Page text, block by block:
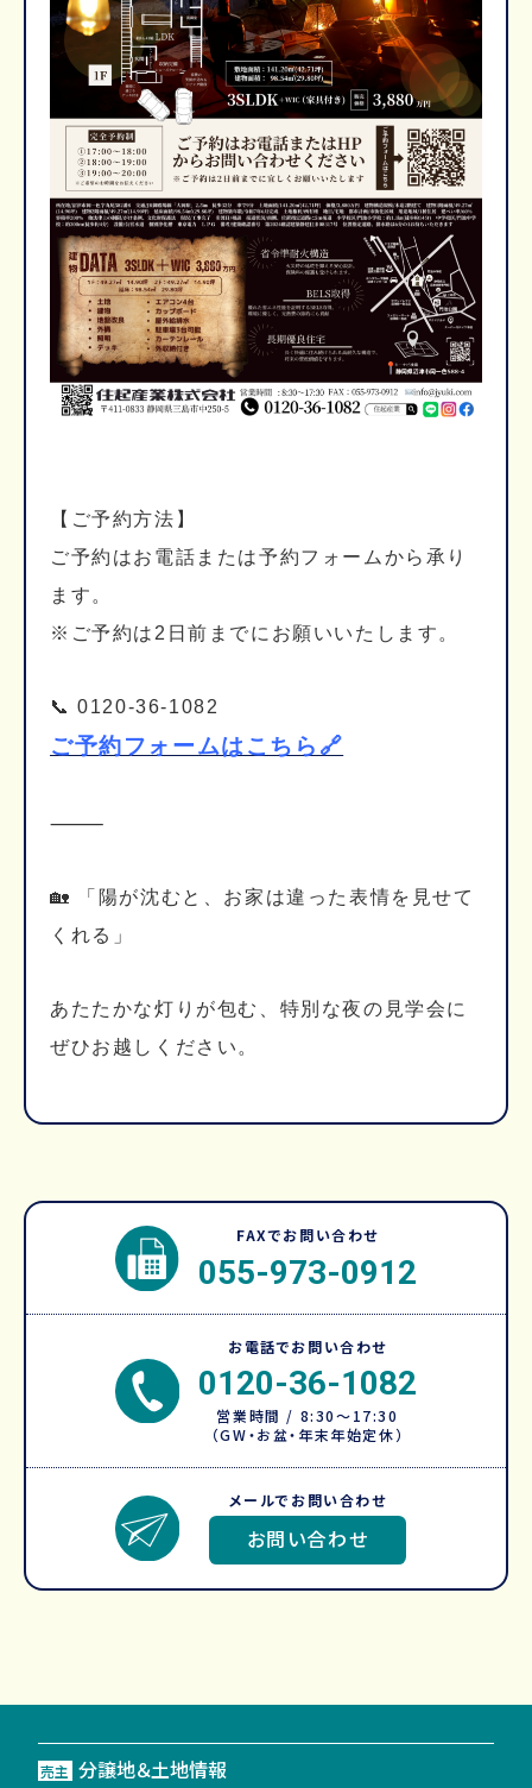
【ご予約方法】
ご予約はお電話または予約フォームから承り
ます。
※ご予約は2日前までにお願いいたします。
📞 0120-36-1082
ご予約フォームはこちら🔗
⸻
🏡 「陽が沈むと、お家は違った表情を見せて
くれる」
あたたかな灯りが包む、特別な夜の見学会に
ぜひお越しください。
FAXでお問い合わせ
055-973-0912
お電話でお問い合わせ
0120-36-1082
営業時間 / 8:30～17:30
（GW・お盆・年末年始定休）
メールでお問い合わせ
お問い合わせ
売主 分譲地＆土地情報